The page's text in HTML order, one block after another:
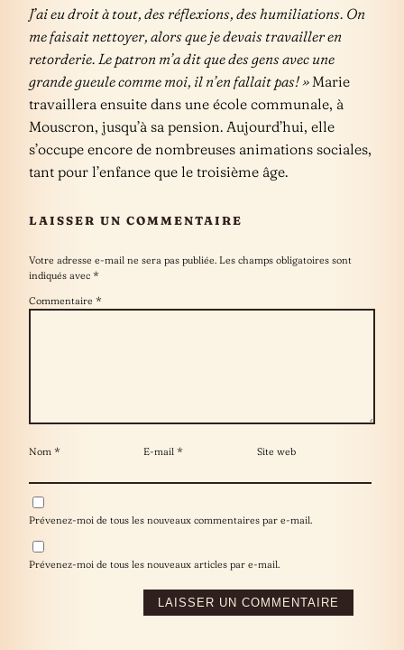
J’ai eu droit à tout, des réflexions, des humiliations. On
me faisait nettoyer, alors que je devais travailler en
retorderie. Le patron m’a dit que des gens avec une
grande gueule comme moi, il n’en fallait pas! » Marie
travaillera ensuite dans une école communale, à
Mouscron, jusqu’à sa pension. Aujourd’hui, elle
s’occupe encore de nombreuses animations sociales,
tant pour l’enfance que le troisième âge.
LAISSER UN COMMENTAIRE
Votre adresse e-mail ne sera pas publiée. Les champs obligatoires sont
indiqués avec *
Commentaire *
Nom * E-mail * Site web
Prévenez-moi de tous les nouveaux commentaires par e-mail.
Prévenez-moi de tous les nouveaux articles par e-mail.